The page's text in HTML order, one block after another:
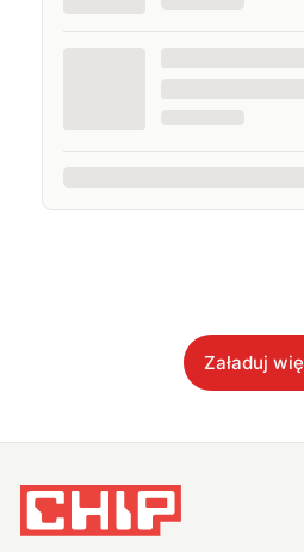
Załaduj